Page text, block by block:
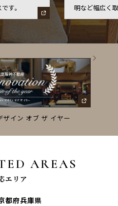
す。
明など幅広く
ザイン オブ ザ イヤー
AREAS
エリア
都府兵庫県